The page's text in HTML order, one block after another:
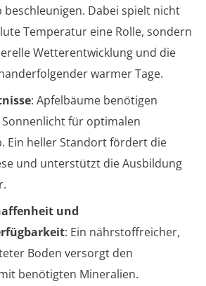
Dabei spielt nicht
Temperatur eine Rolle, sondern
Wetterentwicklung und die
warmer Tage.
: Apfelbäume benötigen
für optimalen
Ein heller Standort fördert die
und unterstützt die Ausbildung
und
: Ein nährstoffreicher,
Boden versorgt den
benötigten Mineralien.